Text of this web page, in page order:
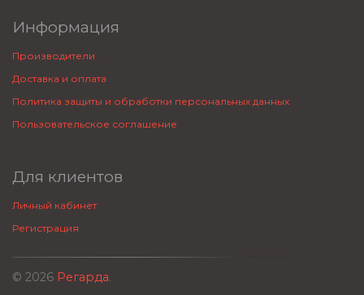
Информация
Производители
Доставка и оплата
Политика защиты и обработки персональных данных
Пользовательское соглашение
Для клиентов
Личный кабинет
Регистрация
© 2026 Регарда.